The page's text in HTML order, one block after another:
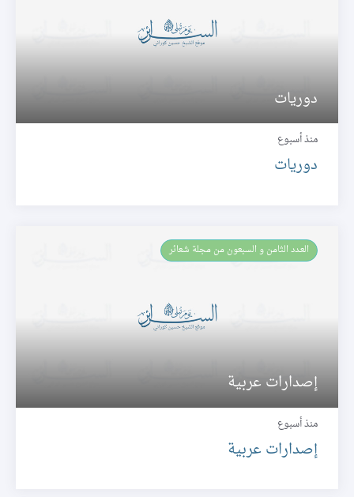
دوريات
منذ أسبوع
دوريات
العـدد الثامن و السبعون من مجلة شعائر
إصدارات عربية
منذ أسبوع
إصدارات عربية